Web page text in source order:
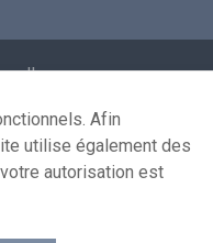
Afin
utilise également des
autorisation est